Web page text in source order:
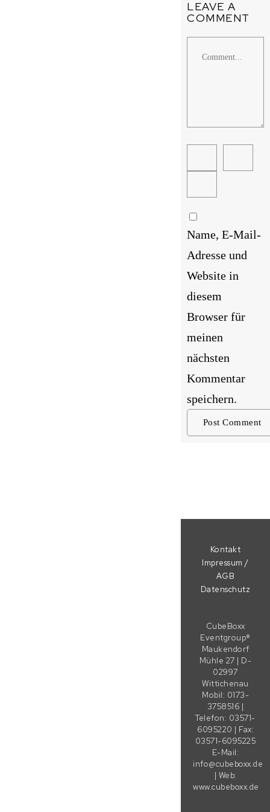
LEAVE A
COMMENT
Name, E-Mail-
Adresse und
Website in
diesem
Browser für
meinen
nächsten
Kommentar
speichern.
Kontakt
Impressum /
AGB
Datenschutz
CubeBoxx
Eventgroup®
Maukendorf
Mühle 27 | D-
02997
Wittichenau
Mobil: 0173-
3758516 |
Telefon: 03571-
6095220 | Fax:
03571-6095225
E-Mail:
info@cubeboxx.de
| Web:
www.cubeboxx.de